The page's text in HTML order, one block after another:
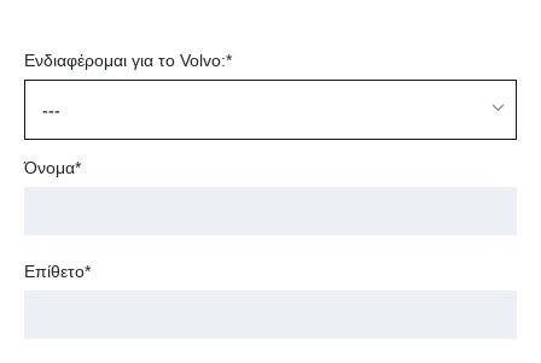
Ενδιαφέρομαι για το Volvo:*
---
Όνομα*
Επίθετο*